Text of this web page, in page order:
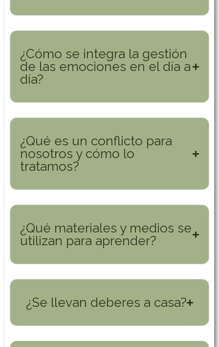
¿Cómo se integra la gestión
de las emociones en el día a
día?
¿Qué es un conflicto para
nosotros y cómo lo
tratamos?
¿Qué materiales y medios se
utilizan para aprender?
¿Se llevan deberes a casa?